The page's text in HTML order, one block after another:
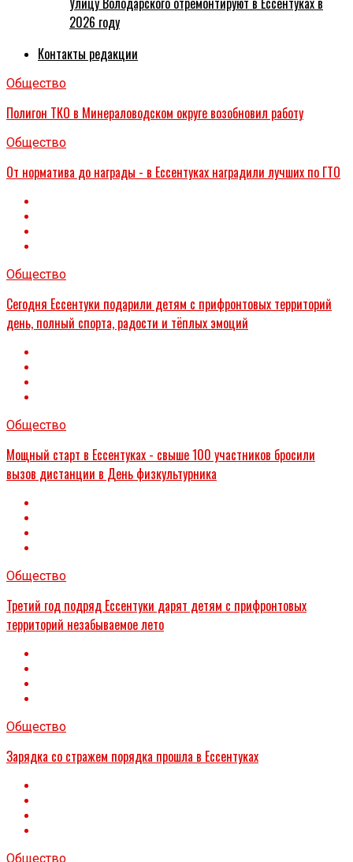
2026 году
Контакты редакции
Общество
Полигон ТКО в Минераловодском округе возобновил работу
Общество
От норматива до награды - в Ессентуках наградили лучших по ГТО
Общество
Сегодня Ессентуки подарили детям с прифронтовых территорий
день, полный спорта, радости и тёплых эмоций
Общество
Мощный старт в Ессентуках - свыше 100 участников бросили
вызов дистанции в День физкультурника
Общество
Третий год подряд Ессентуки дарят детям с прифронтовых
территорий незабываемое лето
Общество
Зарядка со стражем порядка прошла в Ессентуках
Общество